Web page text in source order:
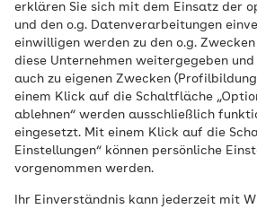
erklären Sie sich mit dem Einsatz der
und den o.g. Datenverarbeitungen
einwilligen werden zu den o.g.
diese Unternehmen weitergegeben
auch zu eigenen Zwecken
einem Klick auf die Schaltfläche
ablehnen“ werden ausschließlich
eingesetzt. Mit einem Klick auf die
Einstellungen“ können persönliche
vorgenommen werden.
Ihr Einverständnis kann jederzeit mit
Veröffentlicht am:
20.11.2024 7 Minuten Lesedauer
Ein Unfall, ein Sturz oder
den Kopf kann zu einem
Trauma und bleibenden
Was sind die Symptome?
schnelle Behandlung